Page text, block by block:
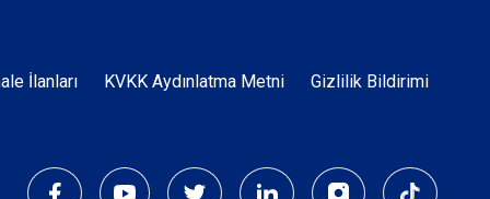
İlanları KVKK Aydınlatma Metni Gizlilik Bildirimi